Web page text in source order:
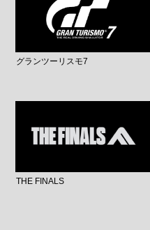
グランツーリスモ7
THE FINALS